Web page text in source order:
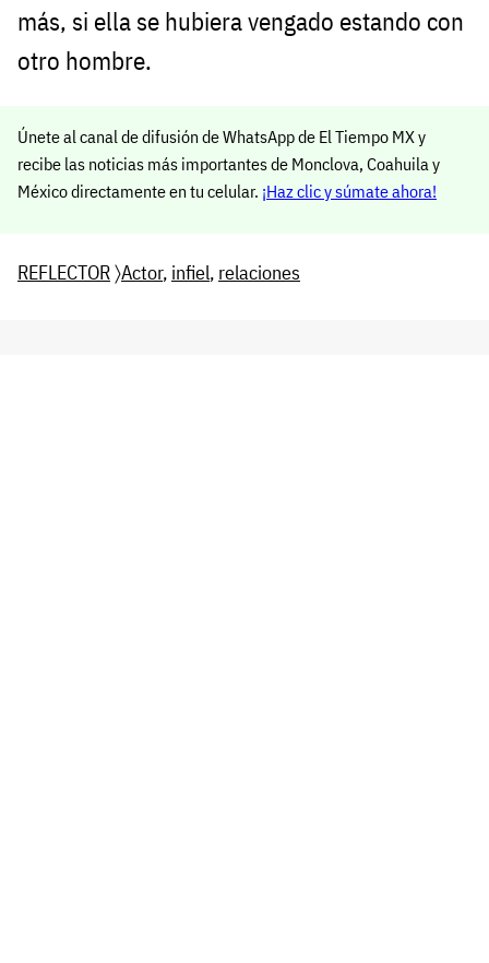
más, si ella se hubiera vengado estando con
otro hombre.
Únete al canal de difusión de WhatsApp de El Tiempo MX y
recibe las noticias más importantes de Monclova, Coahuila y
México directamente en tu celular. ¡Haz clic y súmate ahora!
REFLECTOR〉Actor, infiel, relaciones